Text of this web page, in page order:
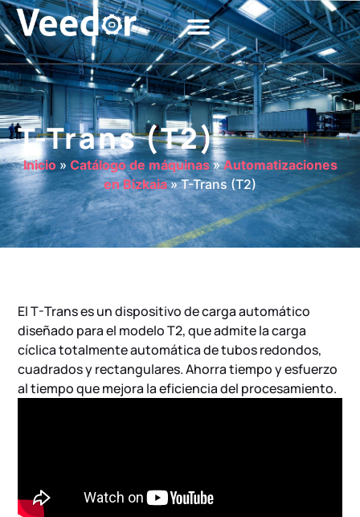
T-Trans (T2)
Inicio» Catálogo de máquinas»Automatizaciones
en Bizkaia»T-Trans (T2)
El T-Trans es un dispositivo de carga automático
diseñado para el modelo T2, que admite la carga
cíclica totalmente automática de tubos redondos,
cuadrados y rectangulares. Ahorra tiempo y esfuerzo
al tiempo que mejora la eficiencia del procesamiento.